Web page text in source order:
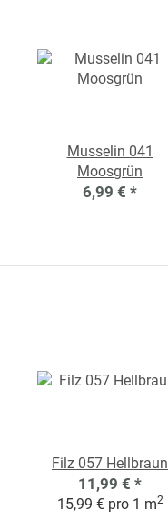
Musselin 041
Moosgrün
6,99 € *
Filz 057 Hellbraun
11,99 € *
15,99 € pro 1 m2